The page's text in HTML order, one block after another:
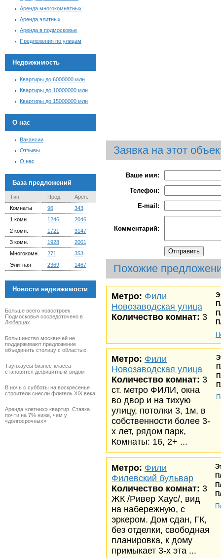
Аренда многокомнатных
Аренда элитных
Аренда в подмосковье
Предложения по улицам
Недвижимость
Квартиры до 6000000 млн
Квартиры до 10000000 млн
Квартиры до 15000000 млн
О нас
Вакансии
Отзывы
О нас
База предложений
Тип Прод.
Арен.
Комнаты
96
343
1 комн.
1246
2046
2 комн.
1721
3147
3 комн.
1928
2001
Многокомн.
271
353
Элитная
2369 1467
Новости недвижимости
Больше всего новостроек
Подмосковья сосредоточено в
Люберцах
Большинство москвичей не
поддерживают предложение
объединить столицу с областью.
Таунхаусы бизнес-класса
становятся дефицитным видом
В ночь с субботы на воскресенье
строители снесли флигель XIX века
Аренда «летних» квартир. Ставка
почти на 7% ниже, чем у
«долгосрочных»
Заявка на этот
Ваше имя:
Телефон:
E-mail:
Комментарий:
Похожие
Метро: Фили
Новозаводская улица
Количество комнат: 3
Метро: Фили
Новозаводская улица
Количество комнат: 3
ст. метро ФИЛИ, окна
во двор и на тихую
улицу, потолки 3, 1м, в
собственности более 3-
х лет, рядом парк,
Комнаты: 16, 2+ ...
Метро: Фили
Филевский бульвар
Количество комнат: 3
ЖК /Ривер Хаус/, вид
на набережную, с
эркером. Дом сдан, ГК,
без отделки, свободная
планировка, к дому
примыкает 3-х эта ...